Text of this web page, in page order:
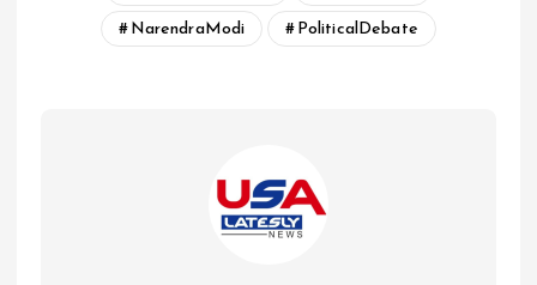
NarendraModi PoliticalDebate